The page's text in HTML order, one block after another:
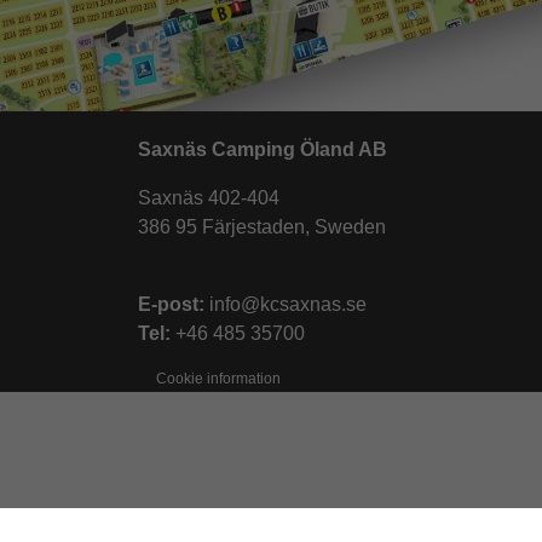
Saxnäs Camping Öland AB
Saxnäs 402-404
386 95 Färjestaden, Sweden
E-post: info@kcsaxnas.se
Tel: +46 485 35700
Cookie information